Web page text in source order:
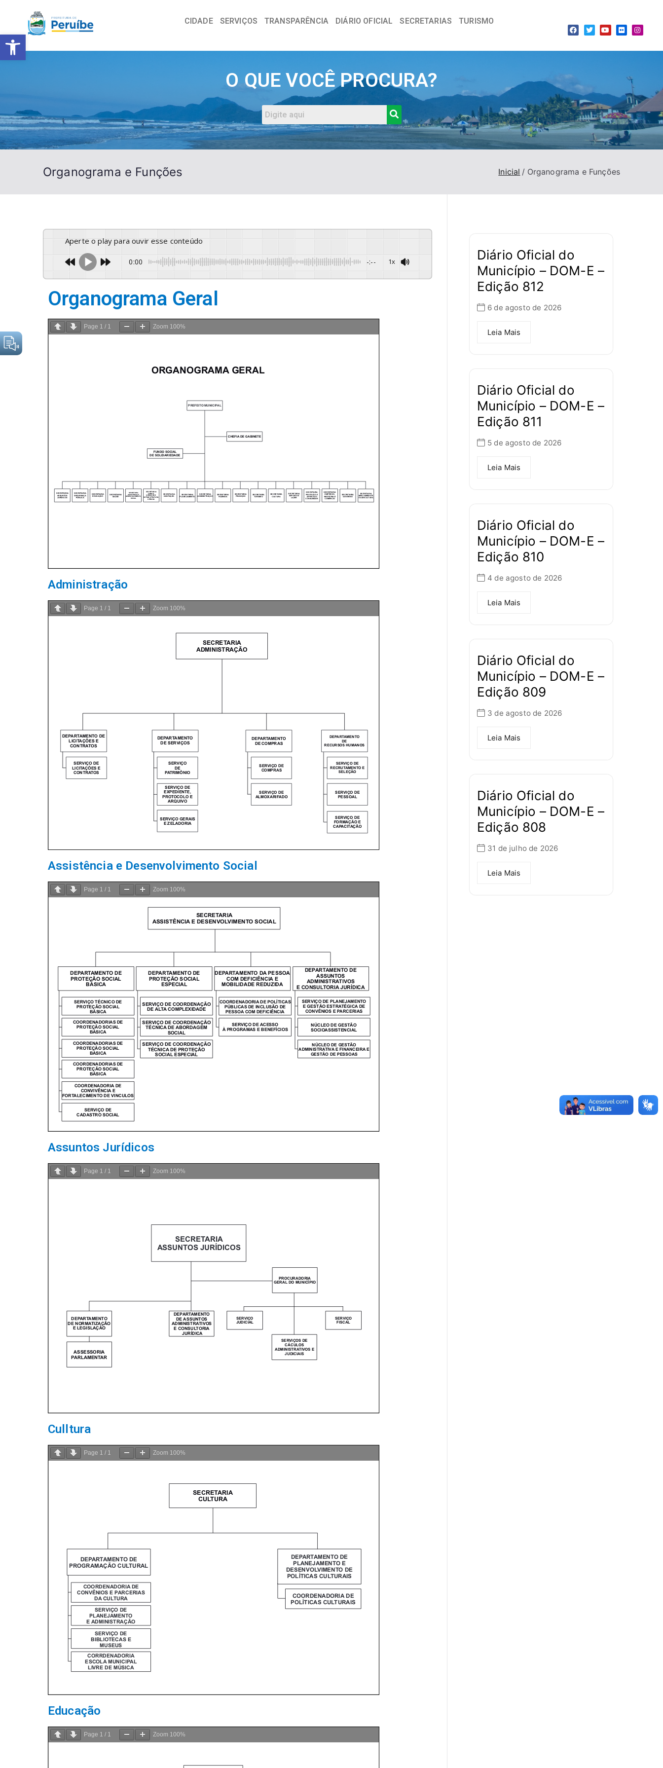
Barra de Ferramentas Aberta
CIDADE SERVIÇOS TRANSPARÊNCIA DIÁRIO OFICIAL SECRETARIAS TURISMO
O QUE VOCÊ PROCURA?
Organograma e Funções Inicial Organograma e Funções
Aperte o play para ouvir esse conteúdo
0:00 -:-- 1x
Organograma Geral
Page 1 / 1 Zoom 100%
Administração
Page 1 / 1 Zoom 100%
Assistência e Desenvolvimento Social
Page 1 / 1 Zoom 100%
Assuntos Jurídicos
Page 1 / 1 Zoom 100%
Culltura
Page 1 / 1 Zoom 100%
Educação
Page 1 / 1 Zoom 100%
Diário Oficial do
Município – DOM-E –
Edição 812
6 de agosto de 2026
Leia Mais
Diário Oficial do
Município – DOM-E –
Edição 811
5 de agosto de 2026
Leia Mais
Diário Oficial do
Município – DOM-E –
Edição 810
4 de agosto de 2026
Leia Mais
Diário Oficial do
Município – DOM-E –
Edição 809
3 de agosto de 2026
Leia Mais
Diário Oficial do
Município – DOM-E –
Edição 808
31 de julho de 2026
Leia Mais